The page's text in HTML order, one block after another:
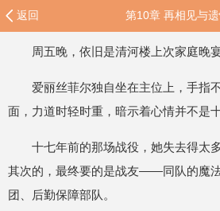
返回 第10章 再相见与
周五晚，依旧是清河楼上次家庭晚
爱丽丝菲尔独自坐在主位上，手指
面，力道时轻时重，暗示着心情并不是十
十七年前的那场战役，她失去得太
其次的，最终要的是战友——同队的魔
团、后勤保障部队。